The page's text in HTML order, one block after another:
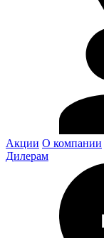
Акции О компании
Дилерам